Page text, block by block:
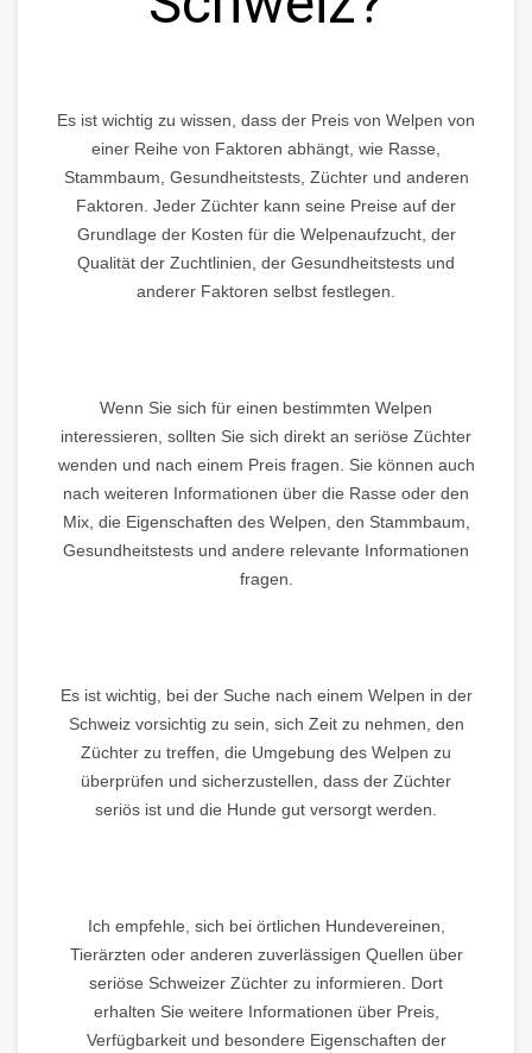
Es ist wichtig zu wissen, dass der Preis von Welpen von
einer Reihe von Faktoren abhängt, wie Rasse,
Stammbaum, Gesundheitstests, Züchter und anderen
Faktoren. Jeder Züchter kann seine Preise auf der
Grundlage der Kosten für die Welpenaufzucht, der
Qualität der Zuchtlinien, der Gesundheitstests und
anderer Faktoren selbst festlegen.
Wenn Sie sich für einen bestimmten Welpen
interessieren, sollten Sie sich direkt an seriöse Züchter
wenden und nach einem Preis fragen. Sie können auch
nach weiteren Informationen über die Rasse oder den
Mix, die Eigenschaften des Welpen, den Stammbaum,
Gesundheitstests und andere relevante Informationen
fragen.
Es ist wichtig, bei der Suche nach einem Welpen in der
Schweiz vorsichtig zu sein, sich Zeit zu nehmen, den
Züchter zu treffen, die Umgebung des Welpen zu
überprüfen und sicherzustellen, dass der Züchter
seriös ist und die Hunde gut versorgt werden.
Ich empfehle, sich bei örtlichen Hundevereinen,
Tierärzten oder anderen zuverlässigen Quellen über
seriöse Schweizer Züchter zu informieren. Dort
erhalten Sie weitere Informationen über Preis,
Verfügbarkeit und besondere Eigenschaften der